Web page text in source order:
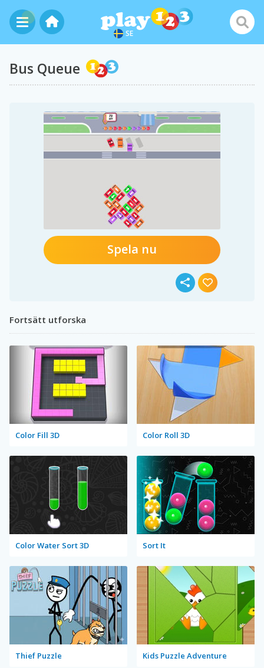
SE
Bus Queue
Spela nu
Fortsätt utforska
Color Fill 3D Color Roll 3D
Color Water Sort 3D Sort It
Thief Puzzle Kids Puzzle Adventure